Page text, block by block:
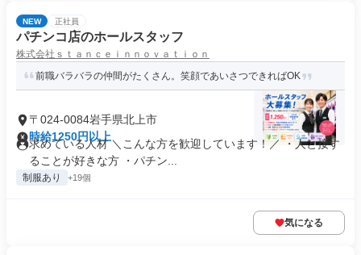
NEW 正社員
パチンコ店のホールスタッフ
株式会社ｓｔａｎｃｅｉｎｎｏｖａｔｉｏｎ
前職バラバラの仲間がたくさん。笑顔であいさつできればOK
〒024-0084岩手県北上市
時給1250円以上
求めている人材 ＼こんな方を歓迎しています！／ ・人と接す
ることが好きな方 ・パチン...
制服あり +19個
気になる